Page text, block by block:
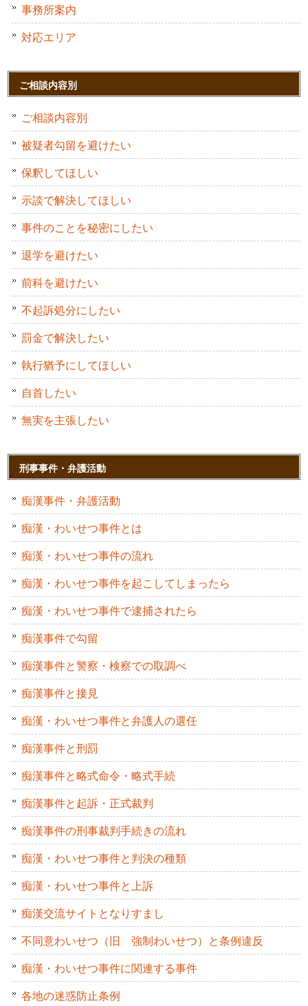
事務所案内
対応エリア
ご相談内容別
ご相談内容別
被疑者勾留を避けたい
保釈してほしい
示談で解決してほしい
事件のことを秘密にしたい
退学を避けたい
前科を避けたい
不起訴処分にしたい
罰金で解決したい
執行猶予にしてほしい
自首したい
無実を主張したい
刑事事件・弁護活動
痴漢事件・弁護活動
痴漢・わいせつ事件とは
痴漢・わいせつ事件の流れ
痴漢・わいせつ事件を起こしてしまったら
痴漢・わいせつ事件で逮捕されたら
痴漢事件で勾留
痴漢事件と警察・検察での取調べ
痴漢事件と接見
痴漢・わいせつ事件と弁護人の選任
痴漢事件と刑罰
痴漢事件と略式命令・略式手続
痴漢事件と起訴・正式裁判
痴漢事件の刑事裁判手続きの流れ
痴漢・わいせつ事件と判決の種類
痴漢・わいせつ事件と上訴
痴漢交流サイトとなりすまし
不同意わいせつ（旧 強制わいせつ）と条例違反
痴漢・わいせつ事件に関連する事件
各地の迷惑防止条例